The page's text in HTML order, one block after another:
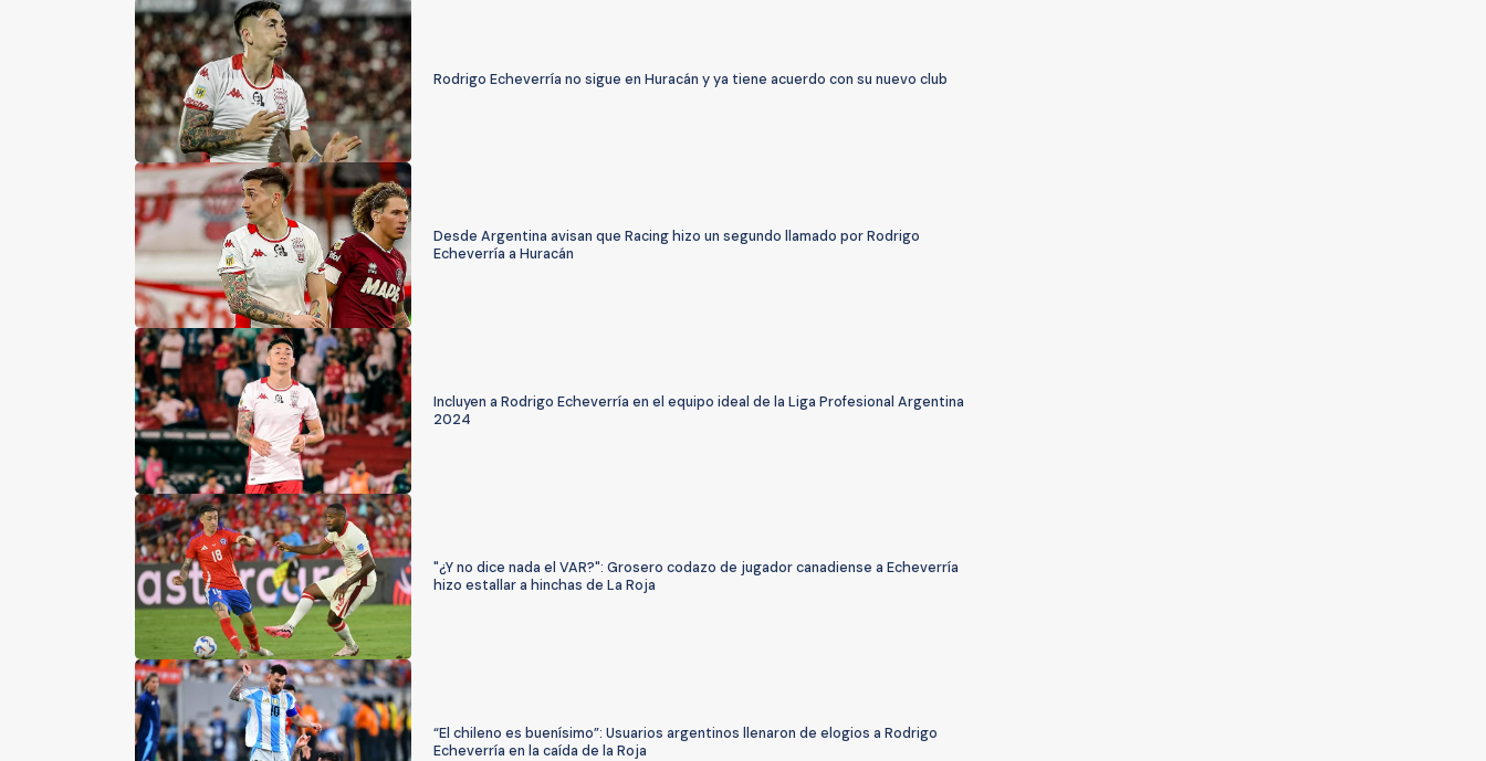
Rodrigo Echeverría no sigue en Huracán y ya tiene acuerdo con su nuevo club
Desde Argentina avisan que Racing hizo un segundo llamado por Rodrigo
Echeverría a Huracán
Incluyen a Rodrigo Echeverría en el equipo ideal de la Liga Profesional Argentina
2024
"¿Y no dice nada el VAR?": Grosero codazo de jugador canadiense a Echeverría
hizo estallar a hinchas de La Roja
“El chileno es buenísimo”: Usuarios argentinos llenaron de elogios a Rodrigo
Echeverría en la caída de la Roja